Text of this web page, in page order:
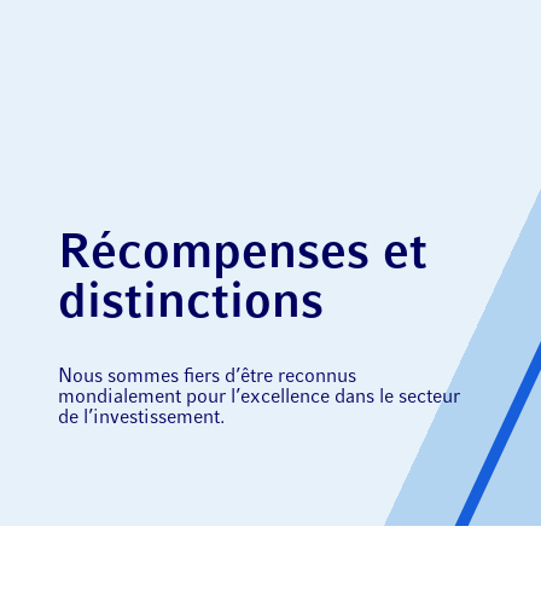
Récompenses et
distinctions
Nous sommes fiers d’être reconnus
mondialement pour l’excellence dans le secteur
de l’investissement.